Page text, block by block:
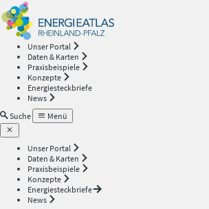
Unser Portal
Daten & Karten
Praxisbeispiele
Konzepte
Energiesteckbriefe
News
Suche
Menü
Unser Portal
Daten & Karten
Praxisbeispiele
Konzepte
Energiesteckbriefe
News